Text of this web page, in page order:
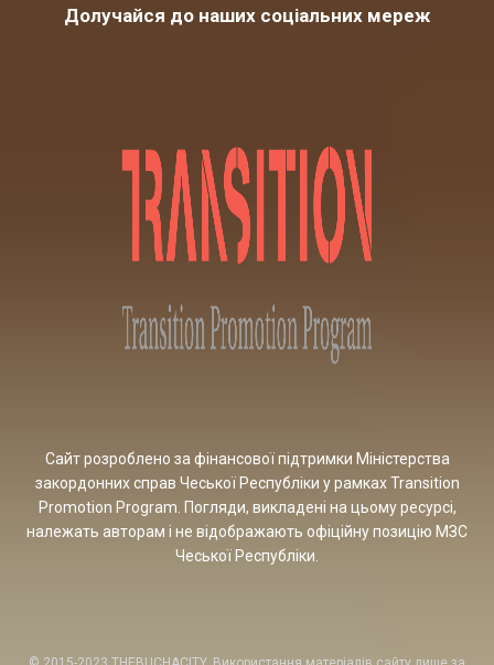
Долучайся до наших соціальних мереж
Сайт розроблено за фінансової підтримки Міністерства
закордонних справ Чеської Республіки у рамках Transition
Promotion Program. Погляди, викладені на цьому ресурсі,
належать авторам і не відображають офіційну позицію МЗС
Чеської Республіки.